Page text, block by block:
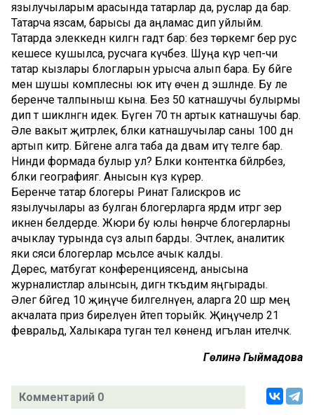
язылучыларым арасында татарлар да, руслар да бар.
Татарча язсам, барысы да аңламас дип уйлыйм.
Татарда элеккедән килгән гадәт бар: без төркемгә бер рус
кешесе кушылса, русчага күчәбез. Шуңа күрә чеп-чи
татар кызлары блогларын урысча алып бара. Бу бәйге
менә шушы комплесны юк итү өчен дә эшләнде. Бу әле
беренче талпыныш кына. Без 50 катнашучы булырмы
дип тә шикләнгән идек. Бүген 70 тән артык катнашучы бар.
Әле вакыт җитәрлек, бәлки катнашучылар саны 100 дән
артып китәр. Бәйгене алга таба да дәвам итү теләге бар.
Нинди формада булыр ул? Бәлки контентка бәйләрбез,
бәлки географиягә. Анысын күз күрер.
Беренче татар блогеры Ринат Галиәскәров исә
язылучылары аз булган блогерларга ярдәм итәргә әзер
икәнен белдерде. Жюри бу юлы һөнәрче блогерларны
ачыклау турында сүз алып барды. Эчтәлек, аналитик
яки сәяси блогерлар мәсьәләсе ачык калды.
Дөрес, матбугат конференциясендә, анысына
журналистлар алынсын, дигән тәкъдим яңгырады.
Әлегә бәйгедә 10 җиңүче билгеләнүен, аларга 20 шәр мең
акчалата приз бирелүен әйтеп торыйк. Җиңүчеләр 21
февральдә, Халыкара туган тел көнендә игълан ителәчәк.
Гөлинә Гыймадова
Комментарий 0